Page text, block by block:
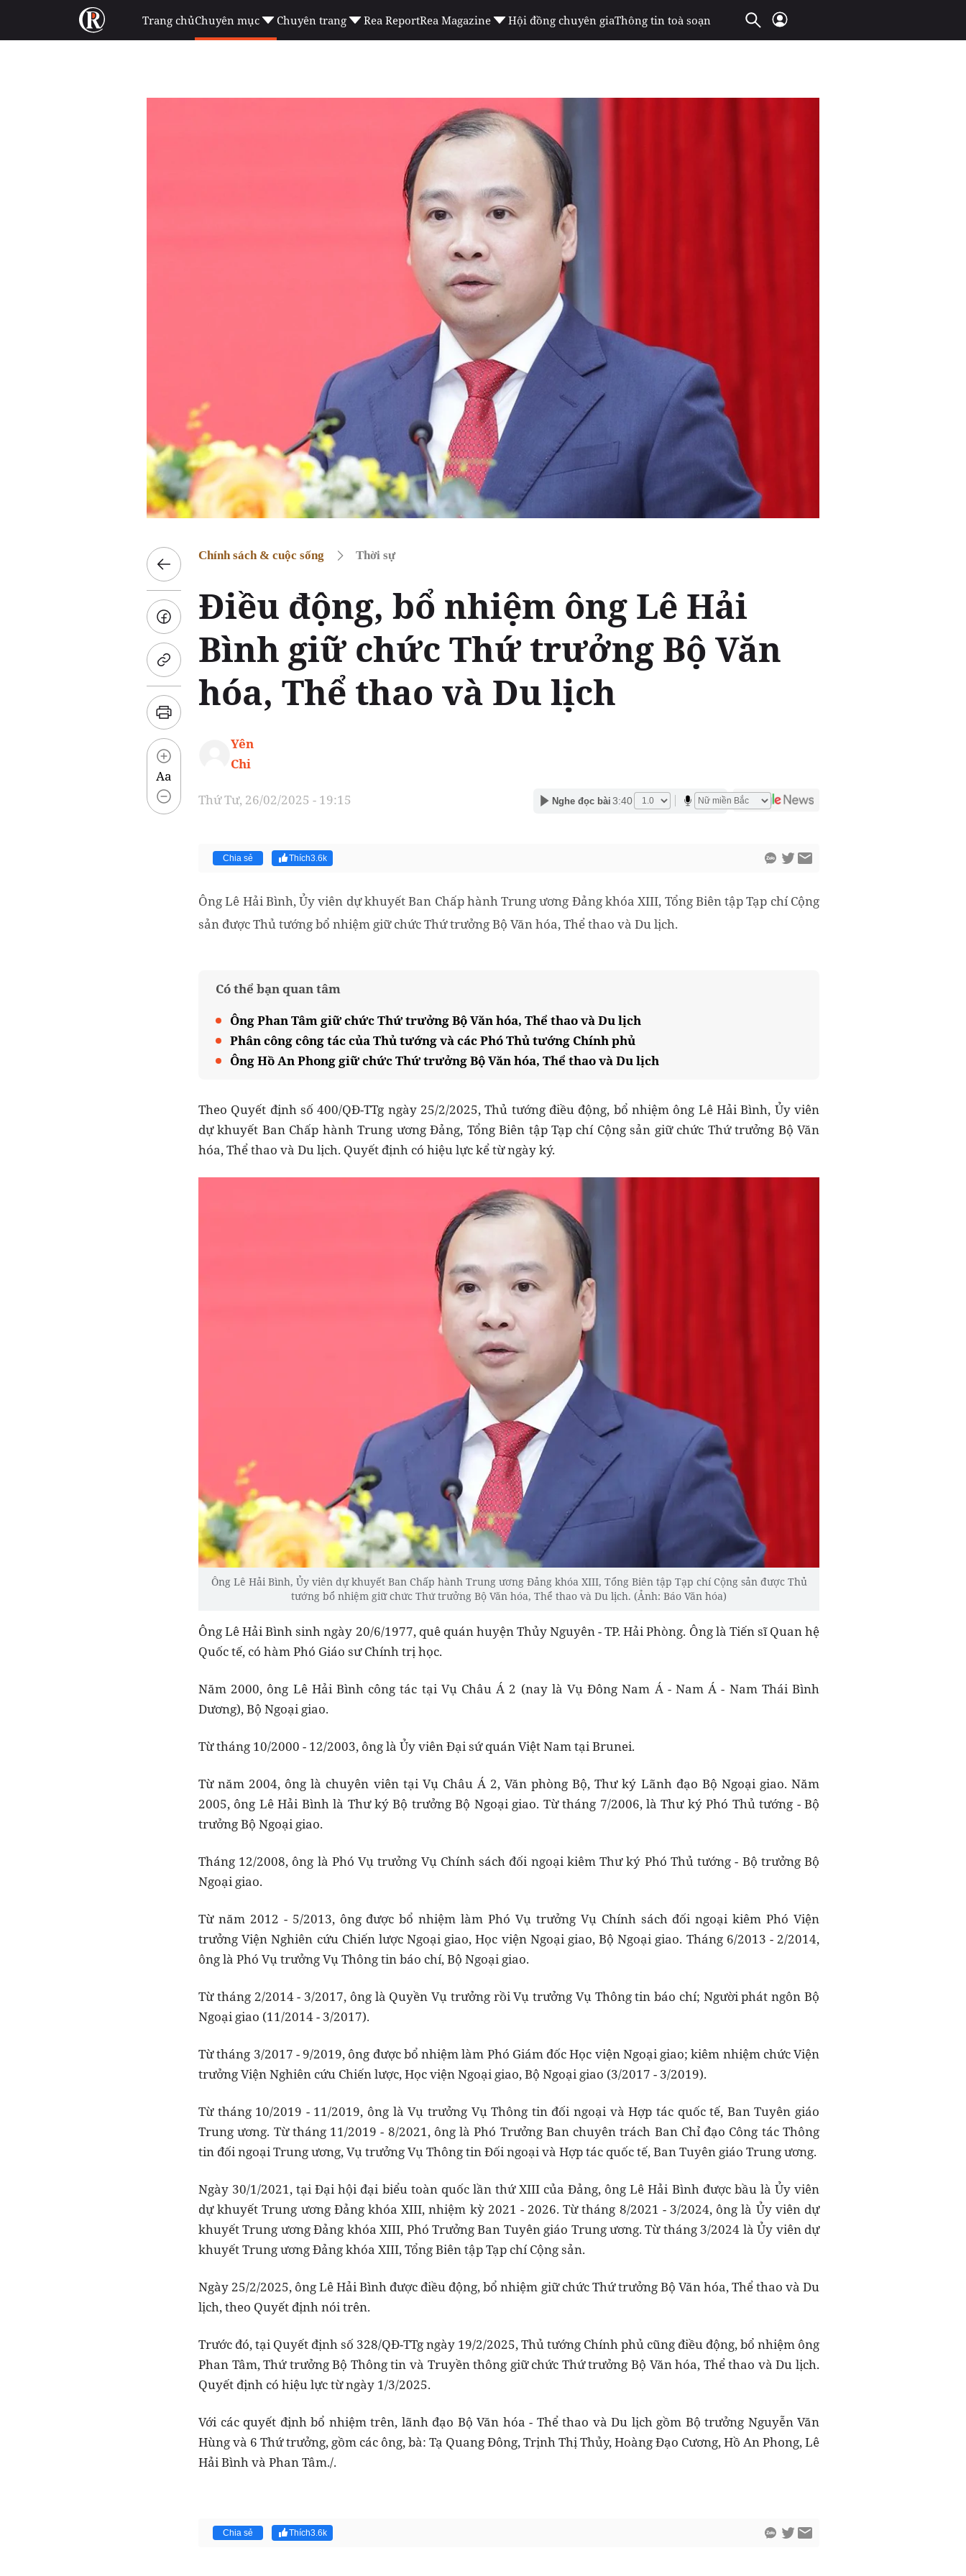
Trang chủChuyên mục Chuyên trang Rea ReportRea Magazine Hội đồng chuyên giaThông tin toà soạn
Aa
Chính sách & cuộc sống Thời sự
Điều động, bổ nhiệm ông Lê Hải
Bình giữ chức Thứ trưởng Bộ Văn
hóa, Thể thao và Du lịch
Yên
Chi
Thứ Tư, 26/02/2025 - 19:15 Nghe đọc bài 3:40
Chia sẻ Thích3.6k
Ông Lê Hải Bình, Ủy viên dự khuyết Ban Chấp hành Trung ương Đảng khóa XIII, Tổng Biên tập Tạp chí Cộng
sản được Thủ tướng bổ nhiệm giữ chức Thứ trưởng Bộ Văn hóa, Thể thao và Du lịch.
Có thể bạn quan tâm
Ông Phan Tâm giữ chức Thứ trưởng Bộ Văn hóa, Thể thao và Du lịch
Phân công công tác của Thủ tướng và các Phó Thủ tướng Chính phủ
Ông Hồ An Phong giữ chức Thứ trưởng Bộ Văn hóa, Thể thao và Du lịch
Theo Quyết định số 400/QĐ-TTg ngày 25/2/2025, Thủ tướng điều động, bổ nhiệm ông Lê Hải Bình, Ủy viên
dự khuyết Ban Chấp hành Trung ương Đảng, Tổng Biên tập Tạp chí Cộng sản giữ chức Thứ trưởng Bộ Văn
hóa, Thể thao và Du lịch. Quyết định có hiệu lực kể từ ngày ký.
Ông Lê Hải Bình, Ủy viên dự khuyết Ban Chấp hành Trung ương Đảng khóa XIII, Tổng Biên tập Tạp chí Cộng sản được Thủ
tướng bổ nhiệm giữ chức Thứ trưởng Bộ Văn hóa, Thể thao và Du lịch. (Ảnh: Báo Văn hóa)
Ông Lê Hải Bình sinh ngày 20/6/1977, quê quán huyện Thủy Nguyên - TP. Hải Phòng. Ông là Tiến sĩ Quan hệ
Quốc tế, có hàm Phó Giáo sư Chính trị học.
Năm 2000, ông Lê Hải Bình công tác tại Vụ Châu Á 2 (nay là Vụ Đông Nam Á - Nam Á - Nam Thái Bình
Dương), Bộ Ngoại giao.
Từ tháng 10/2000 - 12/2003, ông là Ủy viên Đại sứ quán Việt Nam tại Brunei.
Từ năm 2004, ông là chuyên viên tại Vụ Châu Á 2, Văn phòng Bộ, Thư ký Lãnh đạo Bộ Ngoại giao. Năm
2005, ông Lê Hải Bình là Thư ký Bộ trưởng Bộ Ngoại giao. Từ tháng 7/2006, là Thư ký Phó Thủ tướng - Bộ
trưởng Bộ Ngoại giao.
Tháng 12/2008, ông là Phó Vụ trưởng Vụ Chính sách đối ngoại kiêm Thư ký Phó Thủ tướng - Bộ trưởng Bộ
Ngoại giao.
Từ năm 2012 - 5/2013, ông được bổ nhiệm làm Phó Vụ trưởng Vụ Chính sách đối ngoại kiêm Phó Viện
trưởng Viện Nghiên cứu Chiến lược Ngoại giao, Học viện Ngoại giao, Bộ Ngoại giao. Tháng 6/2013 - 2/2014,
ông là Phó Vụ trưởng Vụ Thông tin báo chí, Bộ Ngoại giao.
Từ tháng 2/2014 - 3/2017, ông là Quyền Vụ trưởng rồi Vụ trưởng Vụ Thông tin báo chí; Người phát ngôn Bộ
Ngoại giao (11/2014 - 3/2017).
Từ tháng 3/2017 - 9/2019, ông được bổ nhiệm làm Phó Giám đốc Học viện Ngoại giao; kiêm nhiệm chức Viện
trưởng Viện Nghiên cứu Chiến lược, Học viện Ngoại giao, Bộ Ngoại giao (3/2017 - 3/2019).
Từ tháng 10/2019 - 11/2019, ông là Vụ trưởng Vụ Thông tin đối ngoại và Hợp tác quốc tế, Ban Tuyên giáo
Trung ương. Từ tháng 11/2019 - 8/2021, ông là Phó Trưởng Ban chuyên trách Ban Chỉ đạo Công tác Thông
tin đối ngoại Trung ương, Vụ trưởng Vụ Thông tin Đối ngoại và Hợp tác quốc tế, Ban Tuyên giáo Trung ương.
Ngày 30/1/2021, tại Đại hội đại biểu toàn quốc lần thứ XIII của Đảng, ông Lê Hải Bình được bầu là Ủy viên
dự khuyết Trung ương Đảng khóa XIII, nhiệm kỳ 2021 - 2026. Từ tháng 8/2021 - 3/2024, ông là Ủy viên dự
khuyết Trung ương Đảng khóa XIII, Phó Trưởng Ban Tuyên giáo Trung ương. Từ tháng 3/2024 là Ủy viên dự
khuyết Trung ương Đảng khóa XIII, Tổng Biên tập Tạp chí Cộng sản.
Ngày 25/2/2025, ông Lê Hải Bình được điều động, bổ nhiệm giữ chức Thứ trưởng Bộ Văn hóa, Thể thao và Du
lịch, theo Quyết định nói trên.
Trước đó, tại Quyết định số 328/QĐ-TTg ngày 19/2/2025, Thủ tướng Chính phủ cũng điều động, bổ nhiệm ông
Phan Tâm, Thứ trưởng Bộ Thông tin và Truyền thông giữ chức Thứ trưởng Bộ Văn hóa, Thể thao và Du lịch.
Quyết định có hiệu lực từ ngày 1/3/2025.
Với các quyết định bổ nhiệm trên, lãnh đạo Bộ Văn hóa - Thể thao và Du lịch gồm Bộ trưởng Nguyễn Văn
Hùng và 6 Thứ trưởng, gồm các ông, bà: Tạ Quang Đông, Trịnh Thị Thủy, Hoàng Đạo Cương, Hồ An Phong, Lê
Hải Bình và Phan Tâm./.
Chia sẻ Thích3.6k